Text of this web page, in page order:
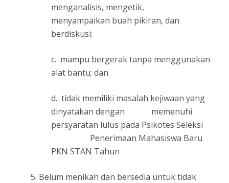
menganalisis, mengetik,
menyampaikan buah pikiran, dan
berdiskusi:
c. mampu bergerak tanpa menggunakan
alat bantu; dan
d. tidak memiliki masalah kejiwaan yang
dinyatakan dengan memenuhi
persyaratan lulus pada Psikotes Seleksi
Penerimaan Mahasiswa Baru
PKN STAN Tahun
5. Belum menikah dan bersedia untuk tidak